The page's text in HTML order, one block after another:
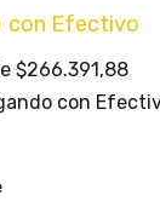
con Efectivo
$266.391,88
con